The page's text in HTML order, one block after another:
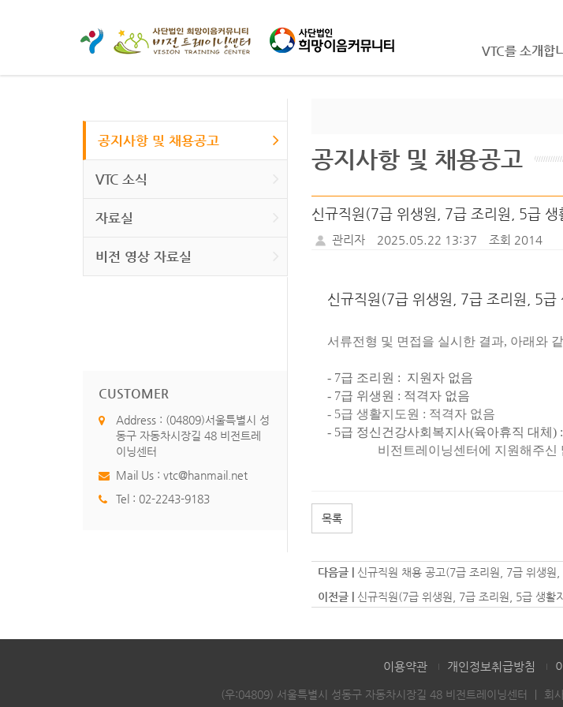
VTC를 소개합
공지사항 및 채용공고
VTC 소식
자료실
비전 영상 자료실
CUSTOMER
Address : (04809)서울특별시 성
동구 자동차시장길 48 비전트레
이닝센터
Mail Us : vtc@hanmail.net
Tel : 02-2243-9183
공지사항 및 채용공고
신규직원(7급 위생원, 7급 조리원, 5급
관리자 2025.05.22 13:37 조회 2014
신규직원(7급 위생원, 7급 조리원, 5급
서류전형 및 면접을 실시한 결과, 아래와
- 7급 조리원 : 지원자 없음
- 7급 위생원 : 적격자 없음
- 5급 생활지도원 : 적격자 없음
- 5급 정신건강사회복지사(육아휴직 대체) :
비전트레이닝센터에 지원해주신 많
목록
다음글 | 신규직원 채용 공고(7급 조리원, 7급 위생
이전글 | 신규직원(7급 위생원, 7급 조리원, 5급 생활
이용약관 개인정보취급방침
(우:04809) 서울특별시 성동구 자동차시장길 48 비전트레이닝센터 회